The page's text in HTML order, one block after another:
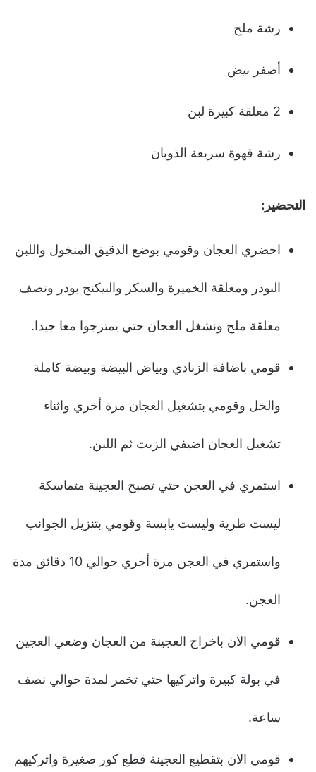
رشة ملح
أصفر بيض
2 معلقة كبيرة لبن
رشة قهوة سريعة الذوبان
التحضير:
احضري العجان وقومي بوضع الدقيق المنخول واللبن
البودر ومعلقة الخميرة والسكر والبيكنج بودر ونصف
معلقة ملح ونشغل العجان حتي يمتزجوا معا جيدا.
قومي باضافة الزبادي وبياض البيضة وبيضة كاملة
والخل وقومي بتشغيل العجان مرة أخري واثناء
تشغيل العجان اضيفي الزيت ثم اللبن.
استمري في العجن حتي تصبح العجينة متماسكة
ليست طرية وليست يابسة وقومي بتنزيل الجوانب
واستمري في العجن مرة أخري حوالي 10 دقائق مدة
العجن.
قومي الان باخراج العجينة من العجان وضعي العجين
في بولة كبيرة واتركيها حتي تخمر لمدة حوالي نصف
ساعة.
قومي الان بتقطيع العجينة قطع كور صغيرة واتركيهم